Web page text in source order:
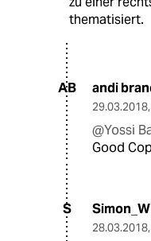
thematisiert.
AB andi
29.03.2018,
@Yossi
Good
S Simon_W
28.03.2018,